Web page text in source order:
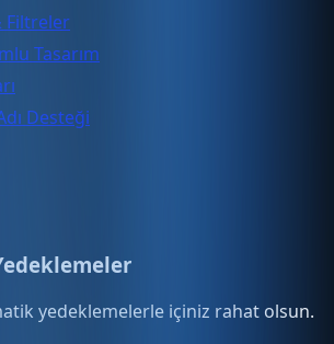
Filtreler
Tasarım
Desteği
yedeklemelerle içiniz rahat olsun.